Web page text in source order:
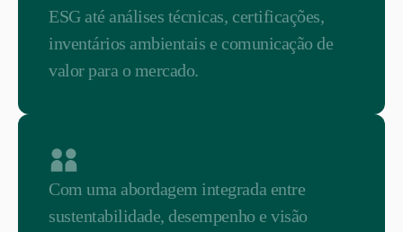
ESG até análises técnicas, certificações,
inventários ambientais e comunicação de
valor para o mercado.
Com uma abordagem integrada entre
sustentabilidade, desempenho e visão